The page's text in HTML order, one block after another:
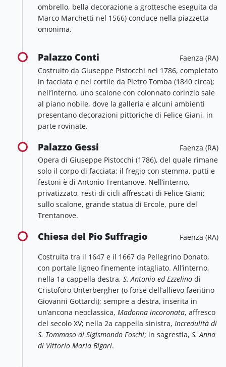
ombrello, bella decorazione a grottesche eseguita da
Marco Marchetti nel 1566) conduce nella piazzetta
omonima.
Palazzo Conti
Faenza (RA)
Costruito da Giuseppe Pistocchi nel 1786, completato
in facciata e nel cortile da Pietro Tomba (1840 circa);
nell’interno, uno scalone con colonnato corinzio sale
al piano nobile, dove la galleria e alcuni ambienti
presentano decorazioni pittoriche di Felice Giani, in
parte rovinate.
Palazzo Gessi
Faenza (RA)
Opera di Giuseppe Pistocchi (1786), del quale rimane
solo il corpo di facciata; il fregio con stemma, putti e
festoni è di Antonio Trentanove. Nell’interno,
privatizzato, resti di cicli affrescati di Felice Giani;
sullo scalone, grande statua di Ercole, pure del
Trentanove.
Chiesa del Pio Suffragio Faenza (RA)
Costruita tra il 1647 e il 1667 da Pellegrino Donato,
con portale ligneo finemente intagliato. All’interno,
nella 1a cappella destra, S. Antonio ed Ezzelino di
Cristoforo Unterbergher (o forse dell’allievo faentino
Giovanni Gottardi); sempre a destra, inserita in
un’ancona neoclassica, Madonna incoronata, affresco
del secolo XV; nella 2a cappella sinistra, Incredulità di
S. Tommaso di Sigismondo Foschi; in sagrestia, S. Anna
di Vittorio Maria Bigari.